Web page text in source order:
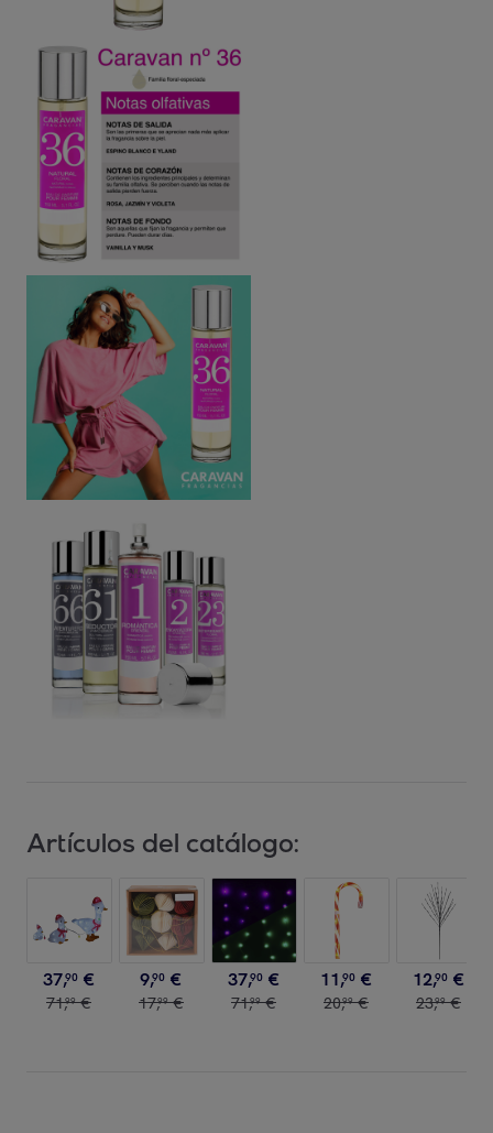
Artículos del catálogo:
37,90 €
71,99 €
9,90 €
17,99 €
37,90 €
71,99 €
11,90 €
20,99 €
12,90 €
23,99 €